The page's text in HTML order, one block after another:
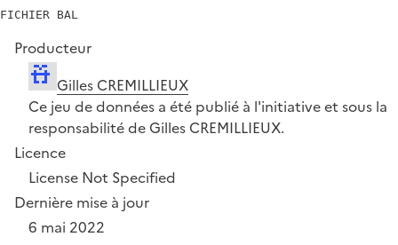
Producteur
Gilles CREMILLIEUX
Ce jeu de données a été publié à l'initiative et sous la
responsabilité de Gilles CREMILLIEUX.
Licence
License Not Specified
Dernière mise à jour
6 mai 2022